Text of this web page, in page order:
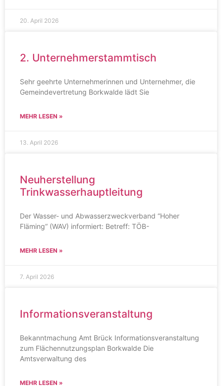
20. April 2026
2. Unternehmerstammtisch
Sehr geehrte Unternehmerinnen und Unternehmer, die
Gemeindevertretung Borkwalde lädt Sie
MEHR LESEN »
13. April 2026
Neuherstellung
Trinkwasserhauptleitung
Der Wasser- und Abwasserzweckverband “Hoher
Fläming“ (WAV) informiert: Betreff: TÖB-
MEHR LESEN »
7. April 2026
Informationsveranstaltung
Bekanntmachung Amt Brück Informationsveranstaltung
zum Flächennutzungsplan Borkwalde Die
Amtsverwaltung des
MEHR LESEN »